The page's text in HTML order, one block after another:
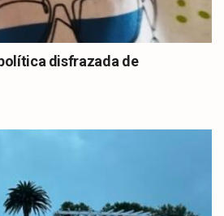
disfrazada de